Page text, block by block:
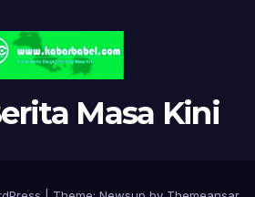
Masa Kini